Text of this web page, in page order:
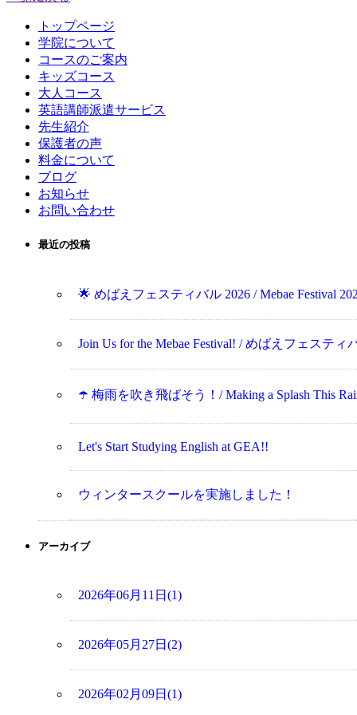
トップページ
学院について
コースのご案内
キッズコース
大人コース
英語講師派遣サービス
先生紹介
保護者の声
料金について
ブログ
お知らせ
お問い合わせ
最近の投稿
🌟 めばえフェスティバル 2026 / Mebae Festival
Join Us for the Mebae Festival! / めばえフェスティ
☂️ 梅雨を吹き飛ばそう！/ Making a Splash This
Let's Start Studying English at GEA!!
ウィンタースクールを実施しました！
アーカイブ
2026年06月11日(1)
2026年05月27日(2)
2026年02月09日(1)